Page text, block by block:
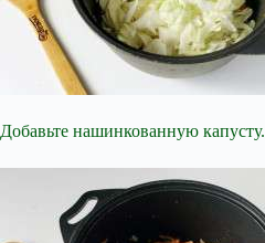
Добавьте нашинкованную капусту.